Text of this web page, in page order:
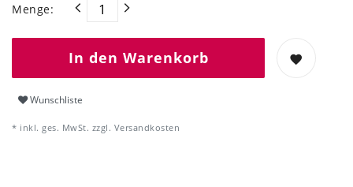
Menge:
In den Warenkorb
Wunschliste
* inkl. ges. MwSt. zzgl. Versandkosten